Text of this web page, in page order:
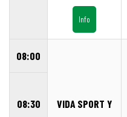
Info
08:00
VIDA SPORT Y
08:30